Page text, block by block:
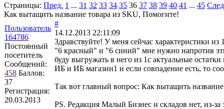
Страницы: Пред. 1 ... 31 32 33 34 35 36 37 38 39 40 41 ... 45
Как вытащить название товара из SKU, Помогите!
Пользователь
164786
Постоянный
посетитель
Сообщений:
458 Баллов:
37
Регистрация:
20.03.2013
#
14.12.2013 22:11:09
Здравствуйте! У меня сейчас характеристики
"6 красный" и "6 синий" мне нужно напротив
буду выгружать в него из 1с актуальные
ИБ и ИБ магазин1 и если совпадение есть, то
Так вот главный вопрос: Как вытащить
PS. Редакция Малый Бизнес и складов нет, из-